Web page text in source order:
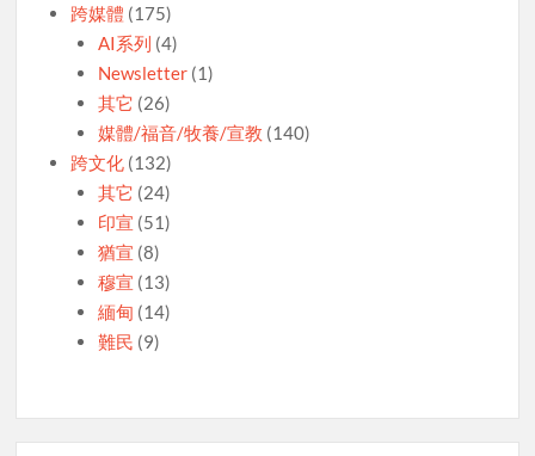
跨媒體 (175)
AI系列 (4)
Newsletter(1)
其它 (26)
媒體/福音/牧養/宣教 (140)
跨文化 (132)
其它 (24)
印宣 (51)
猶宣 (8)
穆宣 (13)
緬甸 (14)
難民 (9)